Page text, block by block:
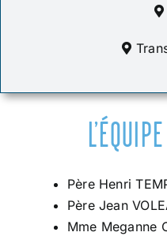
Père Henri
Père Jean
Mme Meganne